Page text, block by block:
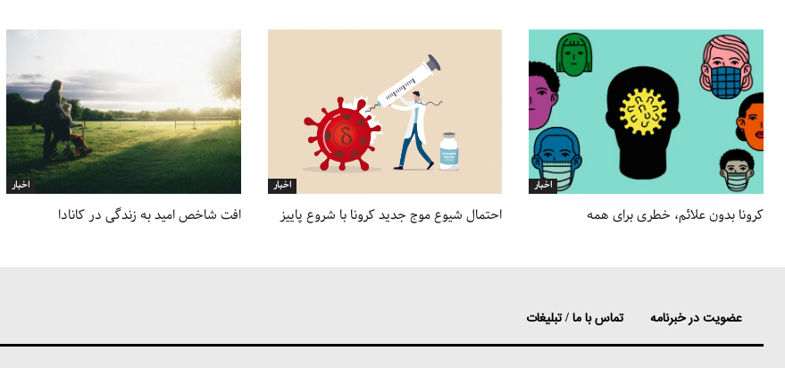
اخبار
افت شاخص امید به زندگی در کانادا
اخبار
احتمال شیوع موج جدید کرونا با شروع پاییز
اخبار
کرونا بدون علائم، خطری برای همه
تماس با ما / تبلیغات عضویت در خبرنامه